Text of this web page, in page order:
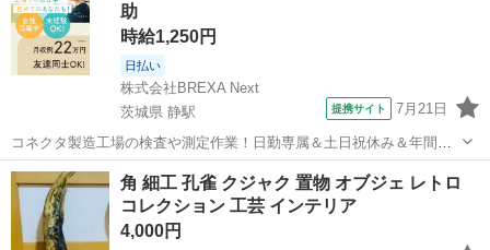
助
時給1,250円
日払い
株式会社BREXA Next
茨城県 静駅
提携サイト 7月21日
コネクタ製造工場の検査や測定作業！日勤専属＆土日祝休み＆年間休
日128日★クリーンルーム内作業★マイカー通勤OK＆無料駐車場あり
★就業先食堂利用可！日払い制度あり！《茨城県常陸大宮市》 人気の
工場のお仕事 ◇コネクタ製造工...
茨城 常陸大宮市 静駅
角 細工 孔雀 クジャク 置物 オブジェ レトロ
コレクション 工芸 インテリア
4,000円